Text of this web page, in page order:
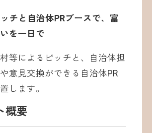
チと自治体PRブースで、富
を一日で
等によるピッチと、自治体担
意見交換ができる自治体PR
します。
概要